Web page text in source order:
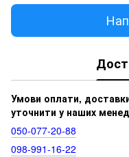
Умови оплати,
уточнити у наших
050‑077‑20‑88
098‑991‑16‑22